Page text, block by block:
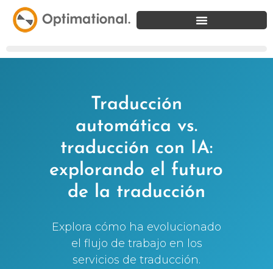
Traducción
automática vs.
traducción con IA:
explorando el futuro
de la traducción
Explora cómo ha evolucionado
el flujo de trabajo en los
servicios de traducción.